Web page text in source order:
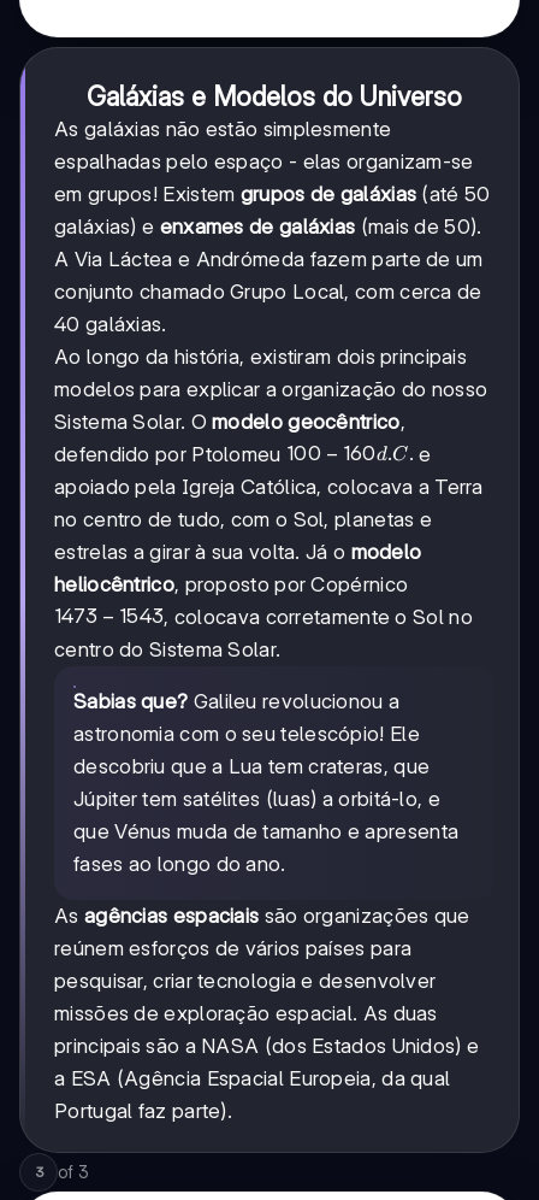
Galáxias e Modelos do Universo
As galáxias não estão simplesmente
espalhadas pelo espaço - elas organizam-se
em grupos! Existem grupos de galáxias (até 50
galáxias) e enxames de galáxias (mais de 50).
A Via Láctea e Andrómeda fazem parte de um
conjunto chamado Grupo Local, com cerca de
40 galáxias.
Ao longo da história, existiram dois principais
modelos para explicar a organização do nosso
Sistema Solar. Omodelo geocêntrico,
defendido por Ptolomeu 100-
160
d.C.
100 − 160d.C. e
apoiado pela Igreja Católica, colocava a Terra
no centro de tudo, com o Sol, planetas e
estrelas a girar à sua volta. Já o modelo
heliocêntrico, proposto por Copérnico
1473-
1543
1473 − 1543, colocava corretamente o Sol no
centro do Sistema Solar.
Sabias que? Galileu revolucionou a
astronomia com o seu telescópio! Ele
descobriu que a Lua tem crateras, que
Júpiter tem satélites (luas) a orbitá-lo, e
que Vénus muda de tamanho e apresenta
fases ao longo do ano.
As agências espaciais são organizações que
reúnem esforços de vários países para
pesquisar, criar tecnologia e desenvolver
missões de exploração espacial. As duas
principais são a NASA (dos Estados Unidos) e
a ESA (Agência Espacial Europeia, da qual
Portugal faz parte).
3 of 3